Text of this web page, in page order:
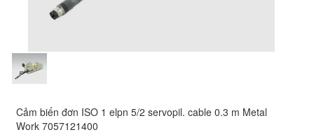
Cảm biến đơn ISO 1 elpn 5/2 servopil. cable 0.3 m Metal
Work 7057121400